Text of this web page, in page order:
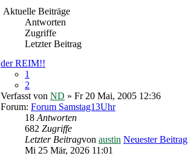
Aktuelle Beiträge
Antworten
Zugriffe
Letzter Beitrag
der REIM!!
1
2
Verfasst von ND » Fr 20 Mai, 2005 12:36
Forum: Forum Samstag13Uhr
18 Antworten
682 Zugriffe
Letzter Beitragvon austin Neuester Beitrag
Mi 25 Mär, 2026 11:01